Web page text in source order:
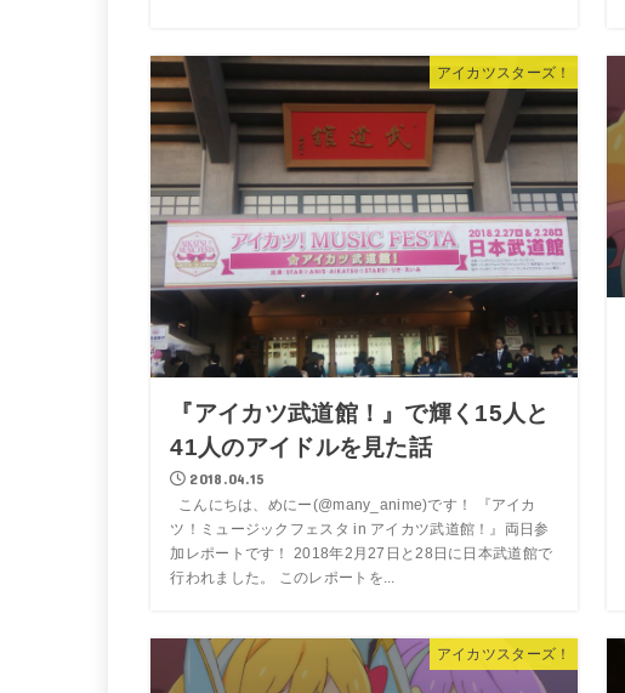
アイカツスターズ！
『アイカツ武道館！』で輝く15人と
41人のアイドルを見た話
2018.04.15
こんにちは、めにー(@many_anime)です！ 『アイカ
ツ！ミュージックフェスタ in アイカツ武道館！』両日参
加レポートです！ 2018年2月27日と28日に日本武道館で
行われました。 このレポートを...
アイカツスターズ！